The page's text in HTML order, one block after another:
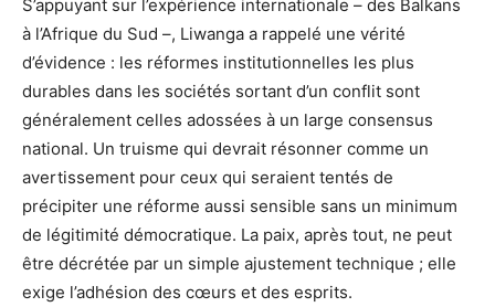
S’appuyant sur l’expérience internationale – des Balkans
à l’Afrique du Sud –, Liwanga a rappelé une vérité
d’évidence : les réformes institutionnelles les plus
durables dans les sociétés sortant d’un conflit sont
généralement celles adossées à un large consensus
national. Un truisme qui devrait résonner comme un
avertissement pour ceux qui seraient tentés de
précipiter une réforme aussi sensible sans un minimum
de légitimité démocratique. La paix, après tout, ne peut
être décrétée par un simple ajustement technique ; elle
exige l’adhésion des cœurs et des esprits.